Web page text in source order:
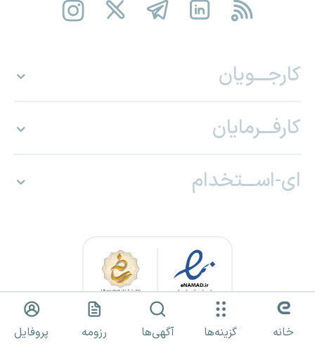
کارجـــویان
کارفـــرمایان
ای-اســـتخدام
کلیه حقوق برای «ای استخدام» محفوظ بوده و هرگونه استفاده از مطالب
خانه گزینه‌ها آگهی‌ها رزومه پروفایل